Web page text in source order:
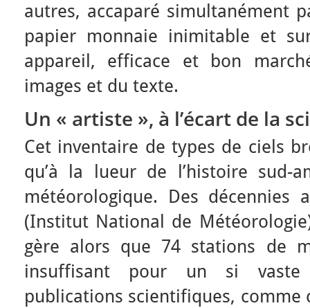
autres, accaparé simultanément
papier monnaie inimitable et
appareil, efficace et bon
images et du texte.
Un « artiste », à l’écart de la
Cet inventaire de types de ciels
qu’à la lueur de l’histoire sud-
météorologique. Des décennies
(Institut National de
gère alors que 74 stations de
insuffisant pour un si vaste
publications scientifiques, comme